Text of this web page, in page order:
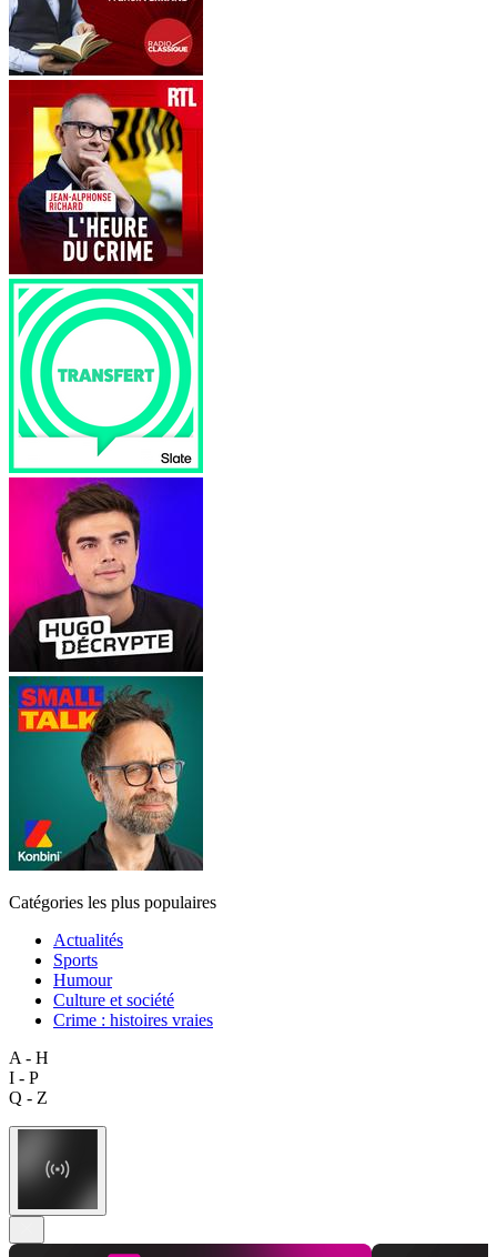
Catégories les plus populaires
Actualités
Sports
Humour
Culture et société
Crime : histoires vraies
A - H
I - P
Q - Z